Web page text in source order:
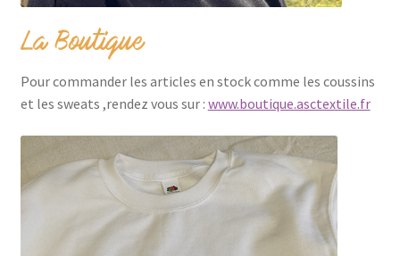
La Boutique
Pour commander les articles en stock comme les coussins
et les sweats ,rendez vous sur : www.boutique.asctextile.fr